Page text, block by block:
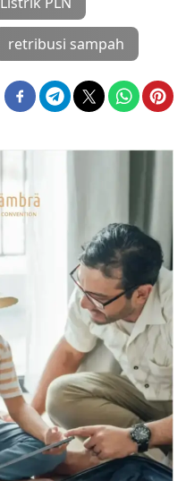
retribusi sampah